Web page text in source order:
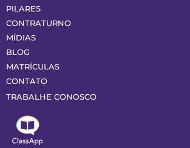
PILARES
CONTRATURNO
MÍDIAS
BLOG
MATRÍCULAS
CONTATO
TRABALHE CONOSCO